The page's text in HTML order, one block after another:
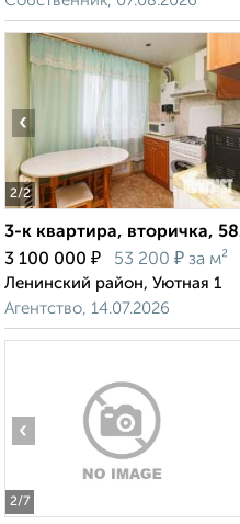
2/2
‹
3-к квартира, вторичка,
3 100 000 ₽ 53 200 ₽ за м²
Ленинский район, Уютная 1
Агентство, 14.07.2026
2/7
‹